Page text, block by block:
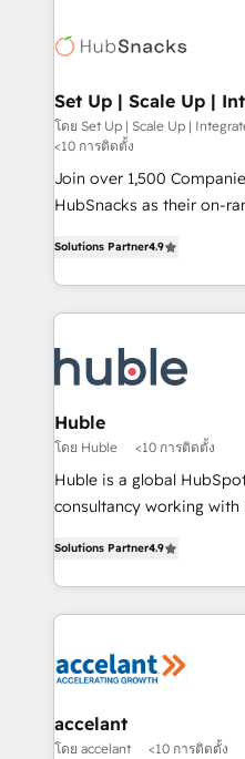
HubSpot COS
COS Design Award
Partner 📆Founded in 1997
HubSpot development:
marketing, advertising,
design We connect people, data and technology to
improve customer
people, exciting ideas
ensure revenue growth on a
team of 100+ experts is ready for
growth |
Set Up | Scale Up |
FlexPlan
โดย Set Up | Scale Up |
<10 การติดตั้ง
Join over 1,500
HubSnacks as their on-
1️⃣ Set Up | Onboarding
HubSpot portals 2️⃣ Scale Up | 100% HubSpot Task
Execution... Global 24/7 ... All
Slash months from your
Click "Contact Business"
Integration templates
of your tech stack, syncing... 🛍️ Shopify
WooCommerce 💲 Stripe
Netsuite 🤖 Google or
the rare Advanced
Accreditation, securely sync
new HubSpot portal with
CRM Migrations using
Solutions Partner4.9
Huble
โดย Huble <10 การติดตั้ง
Huble is a global
consultancy working
the strategy, processes,
HubSpot into a genuine
HubSpot's Global
worldwide, and with over
One company, one
across offices and
Solutions Partner4.9
accelant
โดย accelant <10 การติดตั้ง